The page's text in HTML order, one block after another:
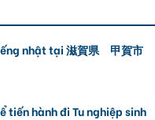
nhật tại 滋賀県 甲賀市
tiến hành đi Tu nghiệp sinh